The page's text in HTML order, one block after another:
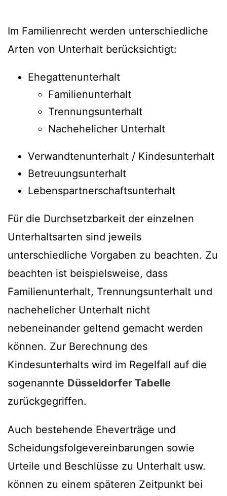
Im Familienrecht werden unterschiedliche
Arten von Unterhalt berücksichtigt:
Ehegattenunterhalt
Familienunterhalt
Trennungsunterhalt
Nachehelicher Unterhalt
Verwandtenunterhalt / Kindesunterhalt
Betreuungsunterhalt
Lebenspartnerschaftsunterhalt
Für die Durchsetzbarkeit der einzelnen
Unterhaltsarten sind jeweils
unterschiedliche Vorgaben zu beachten. Zu
beachten ist beispielsweise, dass
Familienunterhalt, Trennungsunterhalt und
nachehelicher Unterhalt nicht
nebeneinander geltend gemacht werden
können. Zur Berechnung des
Kindesunterhalts wird im Regelfall auf die
sogenannte Düsseldorfer Tabelle
zurückgegriffen.
Auch bestehende Eheverträge und
Scheidungsfolgevereinbarungen sowie
Urteile und Beschlüsse zu Unterhalt usw.
können zu einem späteren Zeitpunkt bei